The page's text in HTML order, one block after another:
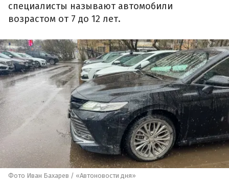
специалисты называют автомобили
возрастом от 7 до 12 лет.
Фото Иван Бахарев / «Автоновости дня»